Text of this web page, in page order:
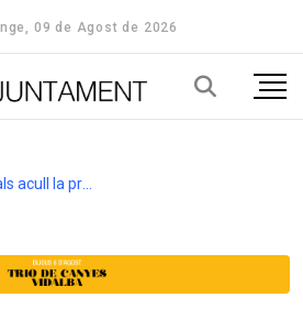
09 de Agost de 2026